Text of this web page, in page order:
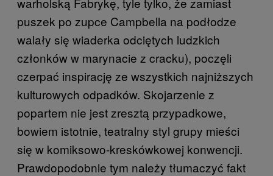
puszek po zupce Campbella na podłodze
walały się wiaderka odciętych ludzkich
członków w marynacie z cracku), poczęli
czerpać inspirację ze wszystkich najniższych
kulturowych odpadków. Skojarzenie z
popartem nie jest zresztą przypadkowe,
bowiem istotnie, teatralny styl grupy mieści
się w komiksowo-kreskówkowej konwencji.
Prawdopodobnie tym należy tłumaczyć fakt